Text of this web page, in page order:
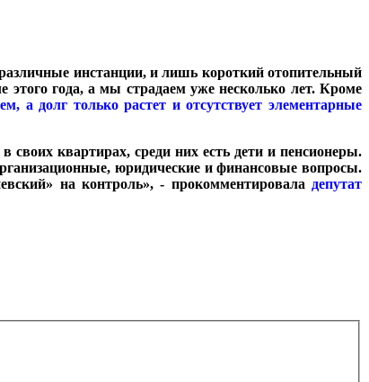
инстанции, и лишь короткий отопительный
этого года, а мы страдаем уже несколько лет. Кроме
а долг только растет и отсутствует элементарные
квартирах, среди них есть дети и пенсионеры.
юридические и финансовые вопросы.
на контроль», - прокомментировала депутат